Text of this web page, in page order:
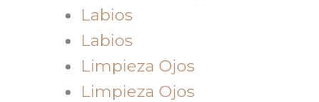
Labios
Labios
Limpieza Ojos
Limpieza Ojos